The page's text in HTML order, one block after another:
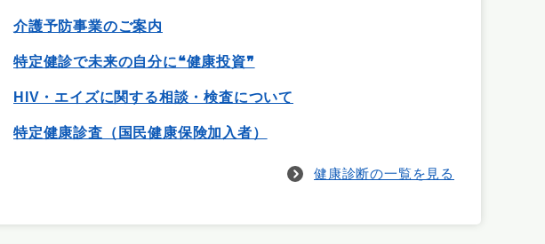
介護予防事業のご案内
特定健診で未来の自分に❝健康投資❞
HIV・エイズに関する相談・検査について
特定健康診査（国民健康保険加入者）
健康診断の一覧を見る